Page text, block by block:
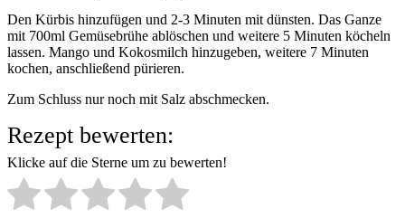
Den Kürbis hinzufügen und 2-3 Minuten mit dünsten. Das Ganze
mit 700ml Gemüsebrühe ablöschen und weitere 5 Minuten köcheln
lassen. Mango und Kokosmilch hinzugeben, weitere 7 Minuten
kochen, anschließend pürieren.
Zum Schluss nur noch mit Salz abschmecken.
Rezept bewerten:
Klicke auf die Sterne um zu bewerten!